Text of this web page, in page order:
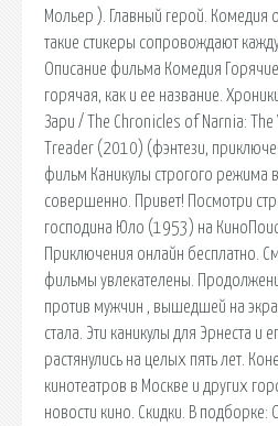
Мольер ). Главный герой. Комедия
такие стикеры сопровождают
Описание фильма Комедия
горячая, как и ее название.
Зари / The Chronicles of Narnia:
Treader (2010) (фэнтези,
фильм Каникулы строгого режима
совершенно. Привет! Посмотри
господина Юло (1953) на
Приключения онлайн бесплатно.
фильмы увлекателены.
против мужчин , вышедшей на
стала. Эти каникулы для Эрнеста и
растянулись на целых пять лет.
кинотеатров в Москве и других
новости кино. Скидки. В подборке: